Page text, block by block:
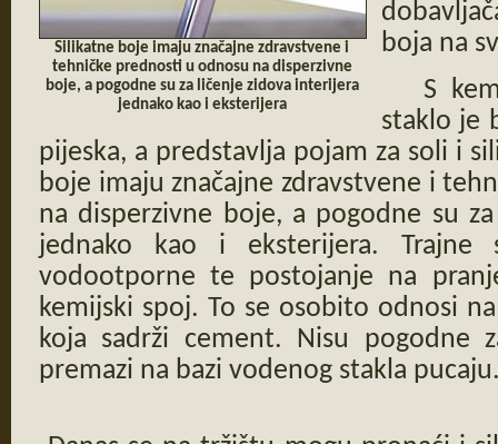
Silikatne boje imaju značajne zdravstvene i
tehničke prednosti u odnosu na disperzivne
boje, a pogodne su za ličenje zidova interijera
jednako kao i eksterijera
boja na
S
staklo je
pijeska, a predstavlja pojam za soli i
boje imaju značajne zdravstvene i
na disperzivne boje, a pogodne su
jednako kao i eksterijera.
vodootporne te postojanje na
kemijski spoj. To se osobito odnosi
koja sadrži cement. Nisu pogodne
premazi na bazi vodenog stakla